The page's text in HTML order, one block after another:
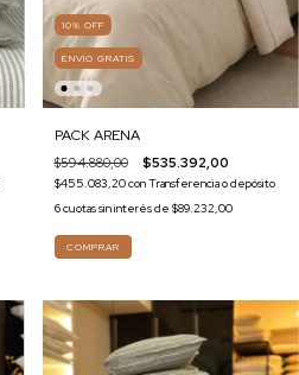
10% OFF
ENVÍO GRATIS
PACK ARENA
$594.880,00 $535.392,00
$455.083,20conTransferencia o depósito
6cuotas sin interés de $89.232,00
COMPRAR